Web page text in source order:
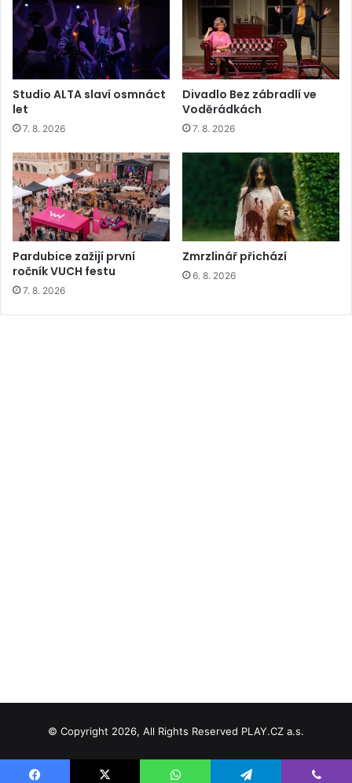
Studio ALTA slaví osmnáct
let
7. 8. 2026
Divadlo Bez zábradlí ve
Voděrádkách
7. 8. 2026
Pardubice zažijí první
ročník VUCH festu
7. 8. 2026
Zmrzlinář přichází
6. 8. 2026
© Copyright 2026, All Rights Reserved PLAY.CZ a.s.